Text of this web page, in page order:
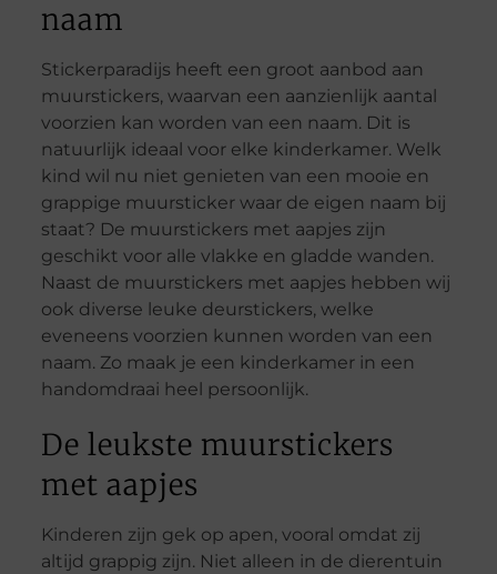
naam
Stickerparadijs heeft een groot aanbod aan
muurstickers, waarvan een aanzienlijk aantal
voorzien kan worden van een naam. Dit is
natuurlijk ideaal voor elke kinderkamer. Welk
kind wil nu niet genieten van een mooie en
grappige muursticker waar de eigen naam bij
staat? De muurstickers met aapjes zijn
geschikt voor alle vlakke en gladde wanden.
Naast de muurstickers met aapjes hebben wij
ook diverse leuke deurstickers, welke
eveneens voorzien kunnen worden van een
naam. Zo maak je een kinderkamer in een
handomdraai heel persoonlijk.
De leukste muurstickers
met aapjes
Kinderen zijn gek op apen, vooral omdat zij
altijd grappig zijn. Niet alleen in de dierentuin